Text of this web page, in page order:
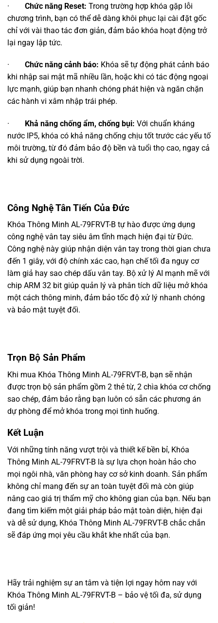
· Chức năng Reset: Trong trường hợp khóa gặp lỗi
chương trình, bạn có thể dễ dàng khôi phục lại cài đặt gốc
chỉ với vài thao tác đơn giản, đảm bảo khóa hoạt động trở
lại ngay lập tức.
· Chức năng cảnh báo: Khóa sẽ tự động phát cảnh báo
khi nhập sai mật mã nhiều lần, hoặc khi có tác động ngoại
lực mạnh, giúp bạn nhanh chóng phát hiện và ngăn chặn
các hành vi xâm nhập trái phép.
· Khả năng chống ẩm, chống bụi: Với chuẩn kháng
nước IP5, khóa có khả năng chống chịu tốt trước các yếu tố
môi trường, từ đó đảm bảo độ bền và tuổi thọ cao, ngay cả
khi sử dụng ngoài trời.
Công Nghệ Tân Tiến Của Đức
Khóa Thông Minh AL-79FRVT-B tự hào được ứng dụng
công nghệ vân tay siêu âm tĩnh mạch hiện đại từ Đức.
Công nghệ này giúp nhận diện vân tay trong thời gian chưa
đến 1 giây, với độ chính xác cao, hạn chế tối đa nguy cơ
làm giả hay sao chép dấu vân tay. Bộ xử lý AI mạnh mẽ với
chip ARM 32 bit giúp quản lý và phân tích dữ liệu mở khóa
một cách thông minh, đảm bảo tốc độ xử lý nhanh chóng
và bảo mật tuyệt đối.
Trọn Bộ Sản Phẩm
Khi mua Khóa Thông Minh AL-79FRVT-B, bạn sẽ nhận
được trọn bộ sản phẩm gồm 2 thẻ từ, 2 chìa khóa cơ chống
sao chép, đảm bảo rằng bạn luôn có sẵn các phương án
dự phòng để mở khóa trong mọi tình huống.
Kết Luận
Với những tính năng vượt trội và thiết kế bền bỉ, Khóa
Thông Minh AL-79FRVT-B là sự lựa chọn hoàn hảo cho
mọi ngôi nhà, văn phòng hay cơ sở kinh doanh. Sản phẩm
không chỉ mang đến sự an toàn tuyệt đối mà còn giúp
nâng cao giá trị thẩm mỹ cho không gian của bạn. Nếu bạn
đang tìm kiếm một giải pháp bảo mật toàn diện, hiện đại
và dễ sử dụng, Khóa Thông Minh AL-79FRVT-B chắc chắn
sẽ đáp ứng mọi yêu cầu khắt khe nhất của bạn.
Hãy trải nghiệm sự an tâm và tiện lợi ngay hôm nay với
Khóa Thông Minh AL-79FRVT-B – bảo vệ tối đa, sử dụng
tối giản!